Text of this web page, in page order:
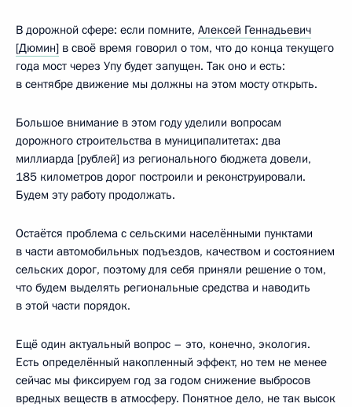
В дорожной сфере: если помните, Алексей Геннадьевич
[Дюмин] в своё время говорил о том, что до конца текущего
года мост через Упу будет запущен. Так оно и есть:
в сентябре движение мы должны на этом мосту открыть.
Большое внимание в этом году уделили вопросам
дорожного строительства в муниципалитетах: два
миллиарда [рублей] из регионального бюджета довели,
185 километров дорог построили и реконструировали.
Будем эту работу продолжать.
Остаётся проблема с сельскими населёнными пунктами
в части автомобильных подъездов, качеством и состоянием
сельских дорог, поэтому для себя приняли решение о том,
что будем выделять региональные средства и наводить
в этой части порядок.
Ещё один актуальный вопрос – это, конечно, экология.
Есть определённый накопленный эффект, но тем не менее
сейчас мы фиксируем год за годом снижение выбросов
вредных веществ в атмосферу. Понятное дело, не так высок